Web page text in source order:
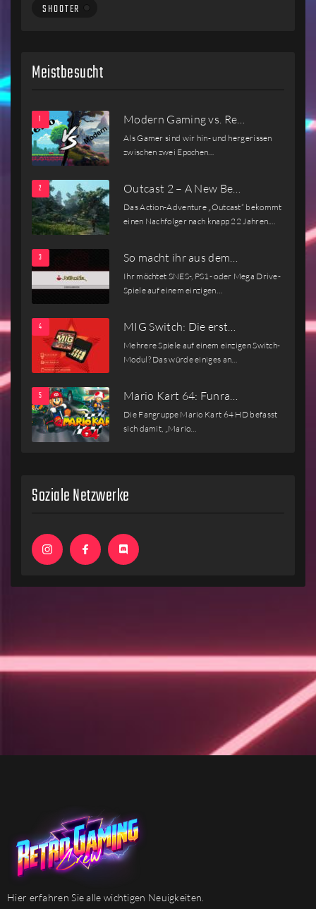
SHOOTER
Meistbesucht
Modern Gaming vs. Re…
Als Gamer sind wir hin- und hergerissen
zwischen zwei Epochen…
Outcast 2 – A New Be…
Das Action-Adventure „Outcast“ bekommt
einen Nachfolger nach knapp 22 Jahren.…
So macht ihr aus dem…
Ihr möchtet SNES-, PS1- oder Mega Drive-
Spiele auf einem einzigen…
MIG Switch: Die erst…
Mehrere Spiele auf einem einzigen Switch-
Modul? Das würde einiges an…
Mario Kart 64: Funra…
Die Fangruppe Mario Kart 64 HD befasst
sich damit, „Mario…
Soziale Netzwerke
Hier erfahren Sie alle wichtigen Neuigkeiten.